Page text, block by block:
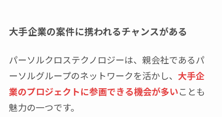
大手企業の案件に携われるチャンスがある
パーソルクロステクノロジーは、親会社であるパ
ーソルグループのネットワークを活かし、 大手企
業のプロジェクトに参画できる機会が多いことも
魅力の一つです。